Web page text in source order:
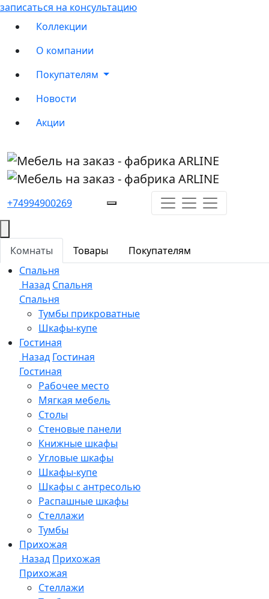
записаться на консультацию
Коллекции
О компании
Покупателям
Новости
Акции
+74994900269